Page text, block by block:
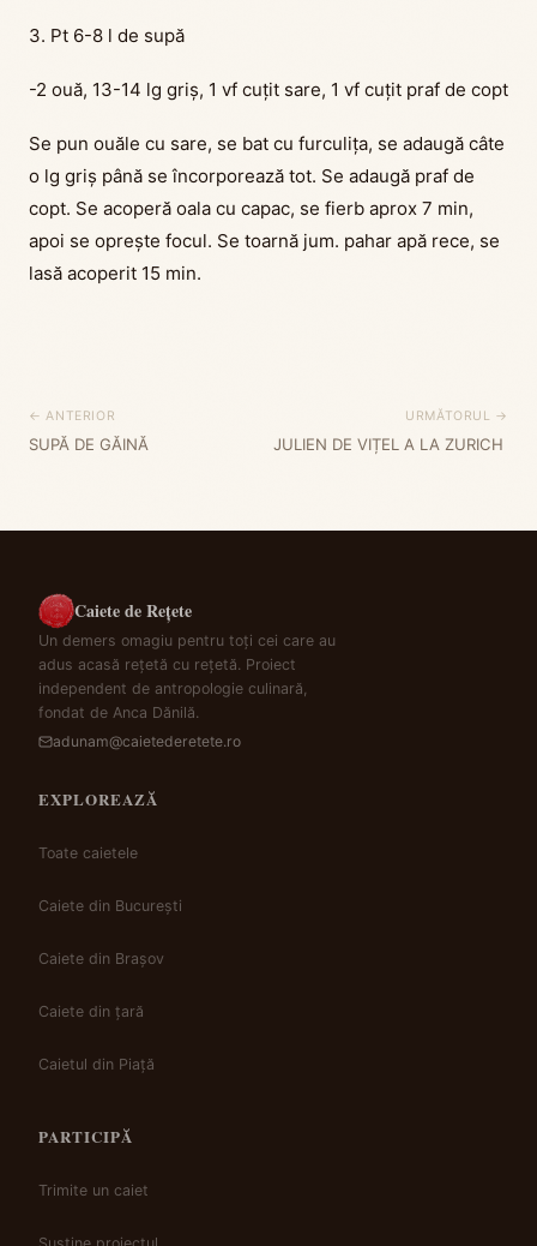
3. Pt 6-8 l de supă
-2 ouă, 13-14 lg griș, 1 vf cuțit sare, 1 vf cuțit praf de copt
Se pun ouăle cu sare, se bat cu furculița, se adaugă câte
o lg griș până se încorporează tot. Se adaugă praf de
copt. Se acoperă oala cu capac, se fierb aprox 7 min,
apoi se oprește focul. Se toarnă jum. pahar apă rece, se
lasă acoperit 15 min.
← ANTERIOR
SUPĂ DE GĂINĂ
URMĂTORUL →
JULIEN DE VIȚEL A LA ZURICH
Caiete de Rețete
Un demers omagiu pentru toți cei care au
adus acasă rețetă cu rețetă. Proiect
independent de antropologie culinară,
fondat de Anca Dănilă.
adunam@caietederetete.ro
EXPLOREAZĂ
Toate caietele
Caiete din București
Caiete din Brașov
Caiete din țară
Caietul din Piață
PARTICIPĂ
Trimite un caiet